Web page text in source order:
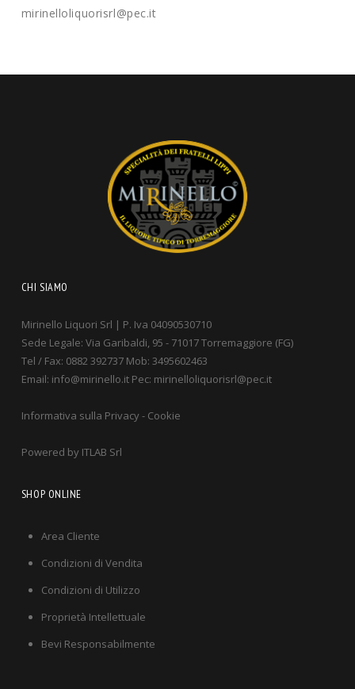
mirinelloliquorisrl@pec.it
CHI SIAMO
Mirinello Liquori Srl | P. Iva 04090530710
Sede Legale: Via Garibaldi, 95 - 71017 Torremaggiore (FG)
Tel / Fax: 0882 392737 Mob: 3495602463
Email: info@mirinello.it Pec: mirinelloliquorisrl@pec.it
Informativa sulla Privacy- Cookie
Powered by ITLAB Srl
SHOP ONLINE
Area Cliente
Condizioni di Vendita
Condizioni di Utilizzo
Proprietà Intellettuale
Bevi Responsabilmente